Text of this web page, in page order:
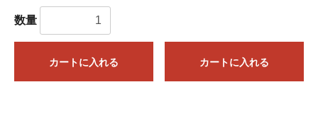
数量
カートに入れる カートに入れる
日ほどで入荷いたします。問屋に在庫がある場合は1営業日で